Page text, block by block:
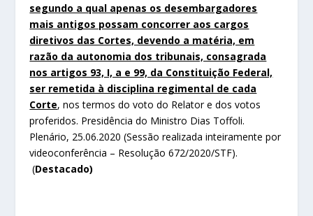
segundo a qual apenas os desembargadores
mais antigos possam concorrer aos cargos
diretivos das Cortes, devendo a matéria, em
razão da autonomia dos tribunais, consagrada
nos artigos 93, I, a e 99, da Constituição Federal,
ser remetida à disciplina regimental de cada
Corte, nos termos do voto do Relator e dos votos
proferidos. Presidência do Ministro Dias Toffoli.
Plenário, 25.06.2020 (Sessão realizada inteiramente por
videoconferência – Resolução 672/2020/STF).
(Destacado)